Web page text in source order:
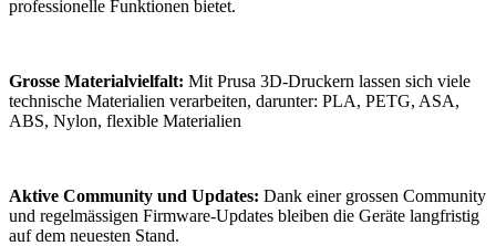
professionelle Funktionen bietet.
Grosse Materialvielfalt: Mit Prusa 3D-Druckern lassen sich viele
technische Materialien verarbeiten, darunter: PLA, PETG, ASA,
ABS, Nylon, flexible Materialien
Aktive Community und Updates: Dank einer grossen Community
und regelmässigen Firmware-Updates bleiben die Geräte langfristig
auf dem neuesten Stand.